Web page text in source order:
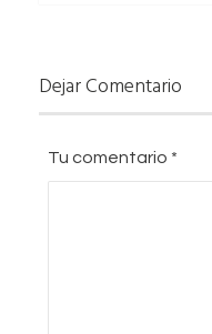
Dejar Comentario
Tu comentario *